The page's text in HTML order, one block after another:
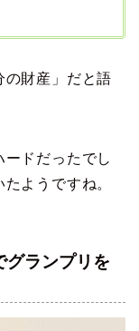
の財産」だと語
ドだったでし
ようですね。
グランプリを